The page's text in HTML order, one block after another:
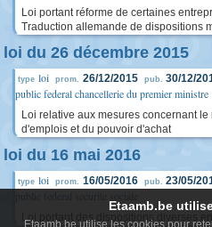
Loi portant réforme de certaines
Traduction allemande de dispositions
loi du 26 décembre 2015
type loi prom. 26/12/2015 pub. 30/12/
public federal chancellerie du premier ministre
Loi relative aux mesures concernant
d'emplois et du pouvoir d'achat
loi du 16 mai 2016
type loi prom. 16/05/2016 pub. 23/05/
Loi portant des dispositions diverses
Etaamb.be
Etaamb.be utilise les cookies pour